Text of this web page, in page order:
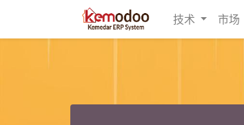
技术 市场